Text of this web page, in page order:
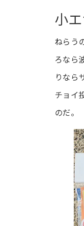
小
ねらう
ろなら
りなら
チョイ
のだ。